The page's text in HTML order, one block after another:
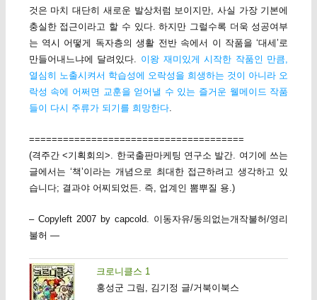
것은 마치 대단히 새로운 발상처럼 보이지만, 사실 가장 기본에
충실한 접근이라고 할 수 있다. 하지만 그럴수록 더욱 성공여부
는 역시 어떻게 독자층의 생활 전반 속에서 이 작품을 ‘대세’로
만들어내느냐에 달려있다. 이왕 재미있게 시작한 작품인 만큼,
열심히 노출시켜서 학습성에 오락성을 희생하는 것이 아니라 오
락성 속에 어쩌면 교훈을 얻어낼 수 있는 즐거운 웰메이드 작품
들이 다시 주류가 되기를 희망한다.
======================================
(격주간 <기획회의>. 한국출판마케팅 연구소 발간. 여기에 쓰는
글에서는 ‘책’이라는 개념으로 최대한 접근하려고 생각하고 있
습니다; 결과야 어찌되었든. 즉, 업계인 뽐뿌질 용.)
– Copyleft 2007 by capcold. 이동자유/동의없는개작불허/영리
불허 —
크로니클스 1
홍성군 그림, 김기정 글/거북이북스